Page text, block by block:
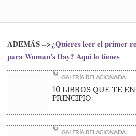
ADEMÁS -->¿Quieres leer el primer
para Woman's Day? Aquí lo tienes
GALERÍA RELACIONADA
10 LIBROS QUE TE
PRINCIPIO
GALERÍA RELACIONADA